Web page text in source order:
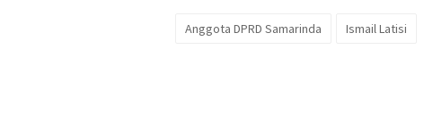
Anggota DPRD Samarinda Ismail Latisi